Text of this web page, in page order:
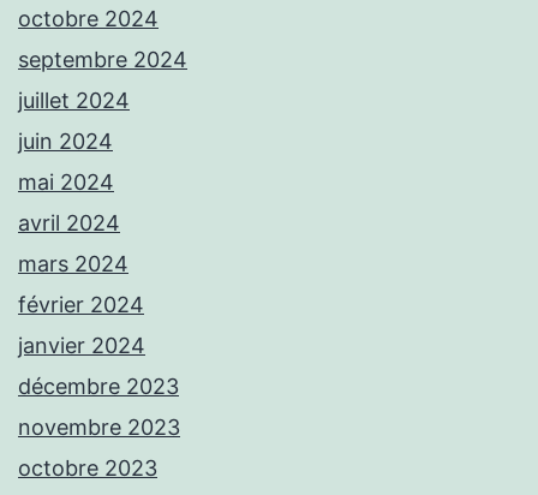
octobre 2024
septembre 2024
juillet 2024
juin 2024
mai 2024
avril 2024
mars 2024
février 2024
janvier 2024
décembre 2023
novembre 2023
octobre 2023